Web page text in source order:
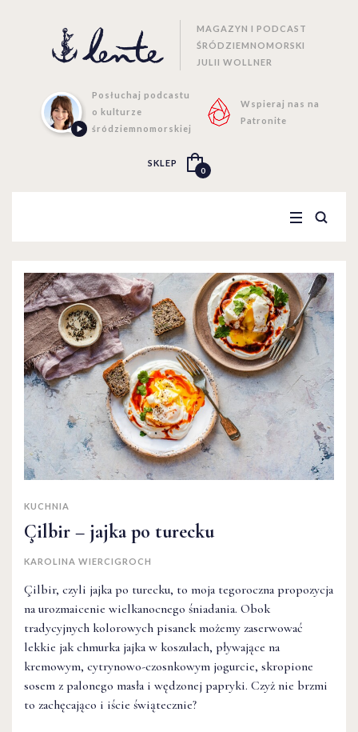
MAGAZYN I PODCAST
ŚRÓDZIEMNOMORSKI
JULII WOLLNER
Posłuchaj podcastu
o kulturze
śródziemnomorskiej
Wspieraj nas na
Patronite
SKLEP
0
KUCHNIA
Çilbir – jajka po turecku
KAROLINA WIERCIGROCH
Çilbir, czyli jajka po turecku, to moja tegoroczna propozycja
na urozmaicenie wielkanocnego śniadania. Obok
tradycyjnych kolorowych pisanek możemy zaserwować
lekkie jak chmurka jajka w koszulach, pływające na
kremowym, cytrynowo-czosnkowym jogurcie, skropione
sosem z palonego masła i wędzonej papryki. Czyż nie brzmi
to zachęcająco i iście świątecznie?